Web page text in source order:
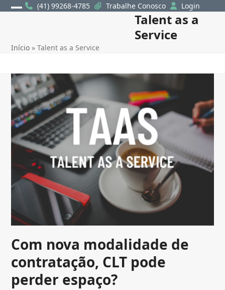
Skip
(41) 99268-4785 Trabalhe Conosco Login
menu
menu
Talent as a
Service
Início »Talent as a Service
Com nova modalidade de
contratação, CLT pode
perder espaço?